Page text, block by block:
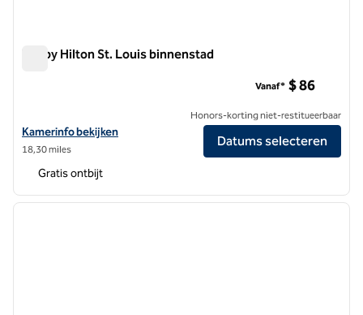
Tru by Hilton St. Louis binnenstad
Bekijk hoteldetails voor Tru by Hilton St. Louis Downtown
Kamerinfo bekijken
18,30 miles
Vanaf* $ 86
Honors-korting niet-restitueerbaar
Datums selecteren
Gratis ontbijt
1 van 12